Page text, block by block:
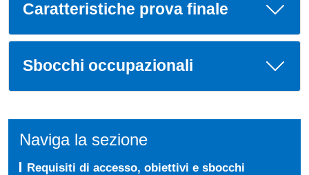
Caratteristiche prova finale
Sbocchi occupazionali
Naviga la sezione
Requisiti di accesso, obiettivi e sbocchi